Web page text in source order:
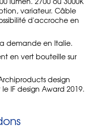
variateur. Câble
d'accroche en
demande en Italie.
en vert bouteille sur
design
IF design Award 2019.